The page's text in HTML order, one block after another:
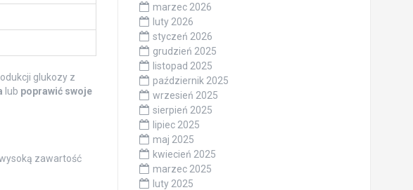
glukozy z
lub poprawić swoje
zawartość
marzec 2026
luty 2026
styczeń 2026
grudzień 2025
listopad 2025
październik 2025
wrzesień 2025
sierpień 2025
lipiec 2025
maj 2025
kwiecień 2025
marzec 2025
luty 2025